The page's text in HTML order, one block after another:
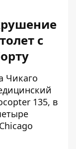
с
Чикаго
135, в
Chicago